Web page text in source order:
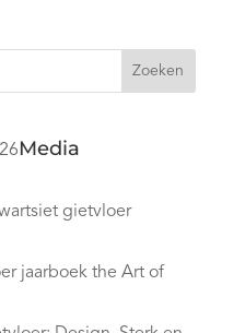
Zoeken
gietvloer
jaarboek the Art of
Media